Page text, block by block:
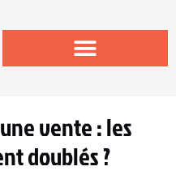
vente : les
doublés ?